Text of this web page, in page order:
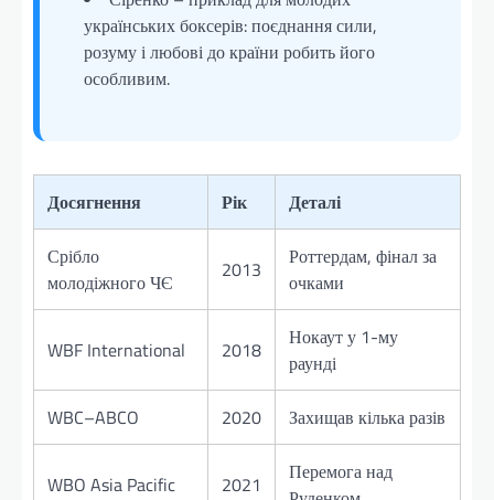
українських боксерів: поєднання сили,
розуму і любові до країни робить його
особливим.
Досягнення Рік Деталі
Срібло
молодіжного ЧЄ
2013
Роттердам, фінал за
очками
WBF International 2018
Нокаут у 1-му
раунді
WBC–ABCO 2020 Захищав кілька разів
WBO Asia Pacific 2021
Перемога над